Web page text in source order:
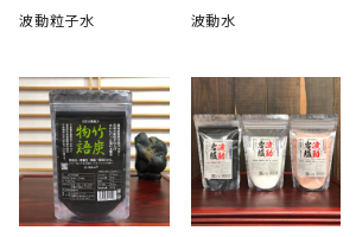
波動粒子水 波動水